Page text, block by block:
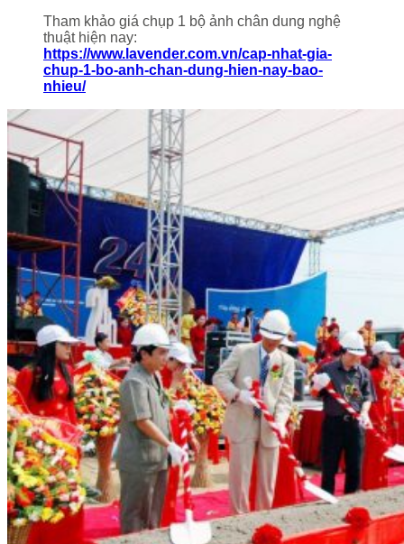
Tham khảo giá chụp 1 bộ ảnh chân dung nghệ
thuật hiện nay:
https://www.lavender.com.vn/cap-nhat-gia-
chup-1-bo-anh-chan-dung-hien-nay-bao-
nhieu/